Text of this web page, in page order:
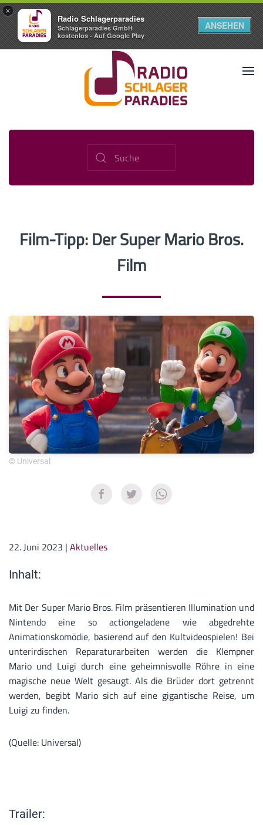
×
Radio Schlagerparadies
Schlagerparadies GmbH
kostenlos - Auf Google Play
ANSEHEN
Film-Tipp: Der Super Mario Bros.
Film
© Universal
22. Juni 2023 | Aktuelles
Inhalt:
Mit Der Super Mario Bros. Film präsentieren Illumination und
Nintendo eine so actiongeladene wie abgedrehte
Animationskomödie, basierend auf den Kultvideospielen! Bei
unterirdischen Reparaturarbeiten werden die Klempner
Mario und Luigi durch eine geheimnisvolle Röhre in eine
magische neue Welt gesaugt. Als die Brüder dort getrennt
werden, begibt Mario sich auf eine gigantische Reise, um
Luigi zu finden.
(Quelle: Universal)
Trailer: